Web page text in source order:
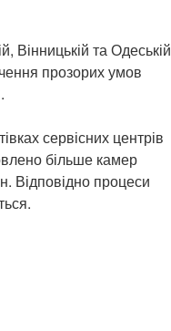
Вінницькій та Одеській
прозорих умов
сервісних центрів
більше камер
Відповідно процеси